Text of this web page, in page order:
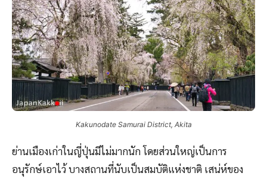
Kakunodate Samurai District, Akita
ย่านเมืองเก่าในญี่ปุ่นมีไม่มากนัก โดยส่วนใหญ่เป็นการ
อนุรักษ์เอาไว้ บางสถานที่นับเป็นสมบัติแห่งชาติ เสน่ห์ของ